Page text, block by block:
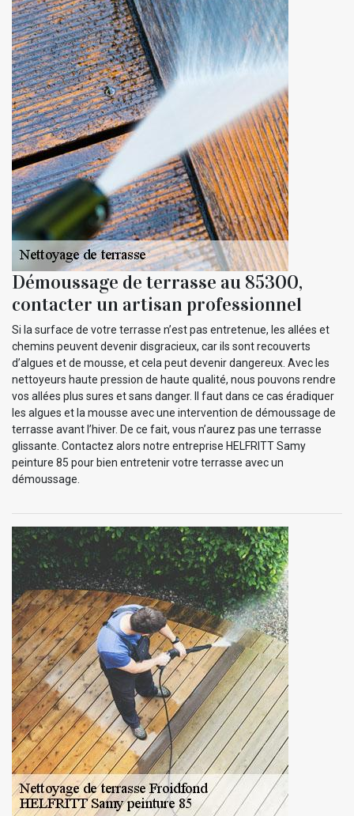
Démoussage de terrasse au 85300,
contacter un artisan professionnel
Si la surface de votre terrasse n’est pas entretenue, les allées et
chemins peuvent devenir disgracieux, car ils sont recouverts
d’algues et de mousse, et cela peut devenir dangereux. Avec les
nettoyeurs haute pression de haute qualité, nous pouvons rendre
vos allées plus sures et sans danger. Il faut dans ce cas éradiquer
les algues et la mousse avec une intervention de démoussage de
terrasse avant l’hiver. De ce fait, vous n’aurez pas une terrasse
glissante. Contactez alors notre entreprise HELFRITT Samy
peinture 85 pour bien entretenir votre terrasse avec un
démoussage.